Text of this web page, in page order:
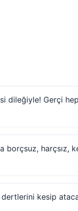
dileğiyle! Gerçi
borçsuz,
kesip